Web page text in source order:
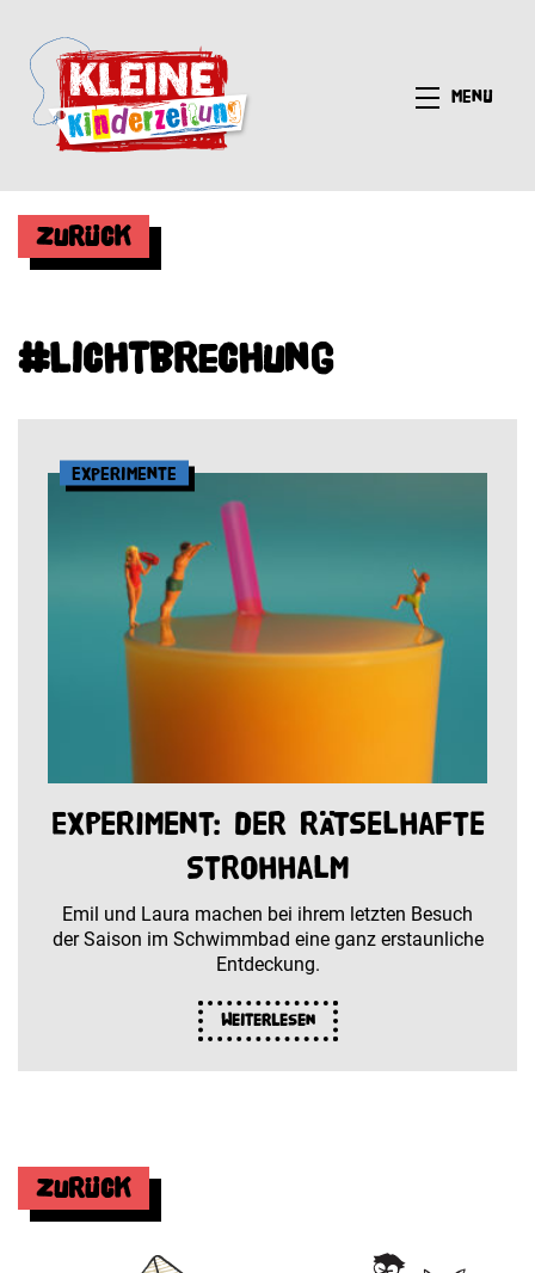
Menü
Zurück
#Lichtbrechung
Experimente
Experiment: der rätselhafte
Strohhalm
Emil und Laura machen bei ihrem letzten Besuch
der Saison im Schwimmbad eine ganz erstaunliche
Entdeckung.
Weiterlesen
Zurück